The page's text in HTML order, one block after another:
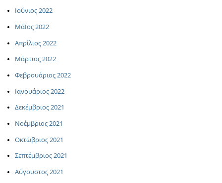
Ιούνιος 2022
ΜάΪος 2022
Απρίλιος 2022
Μάρτιος 2022
Φεβρουάριος 2022
Ιανουάριος 2022
Δεκέμβριος 2021
Νοέμβριος 2021
Οκτώβριος 2021
Σεπτέμβριος 2021
Αύγουστος 2021